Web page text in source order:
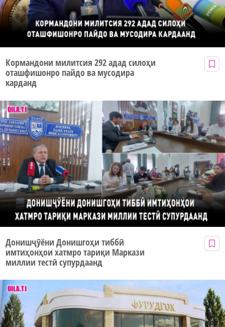
Кормандони милитсия 292 адад силоҳи
оташфишонро пайдо ва мусодира
карданд
Донишҷӯёни Донишгоҳи тиббӣ
имтиҳонҳои хатмро тариқи Маркази
миллии тестӣ супурдаанд